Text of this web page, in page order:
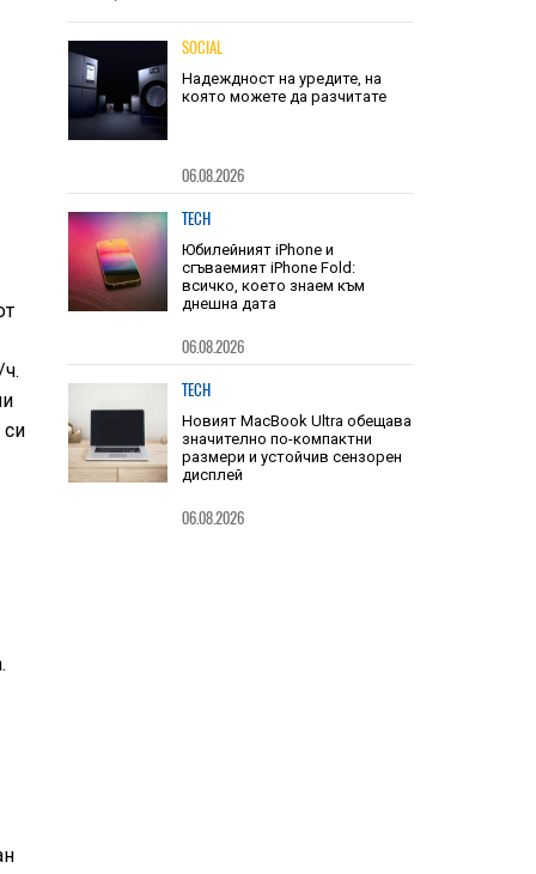
си
дизайн, основан на
уникалност и заемки
0 06.08.2026
06.08.2026
TECH
Юбилейният iPhone и
всичко, което знаем към
днешна дата
06.08.2026
TECH
Новият MacBook Ultra обещава
размери и устойчив сензорен